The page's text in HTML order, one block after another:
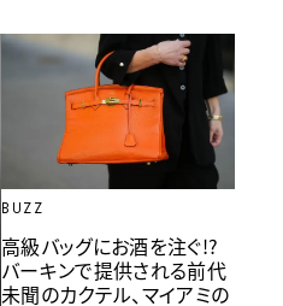
BUZZ
高級バッグにお酒を注ぐ!?
バーキンで提供される前代
未聞のカクテル、マイアミの